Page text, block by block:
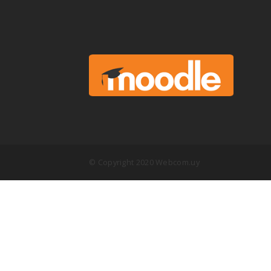
© Copyright 2020 Webcom.uy